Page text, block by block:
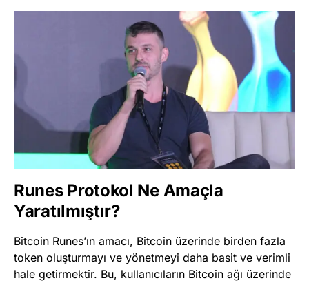
Runes Protokol Ne Amaçla
Yaratılmıştır?
Bitcoin Runes’ın amacı, Bitcoin üzerinde birden fazla
token oluşturmayı ve yönetmeyi daha basit ve verimli
hale getirmektir. Bu, kullanıcıların Bitcoin ağı üzerinde